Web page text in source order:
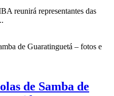
reunirá representantes das
de Samba de